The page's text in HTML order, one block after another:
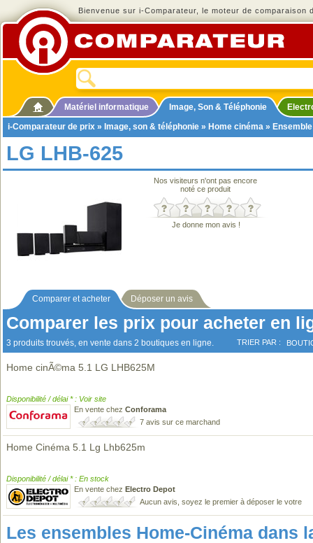
Bienvenue sur i-Comparateur, le moteur de comparaison
Matériel informatique Image, Son & Téléphonie
i-Comparateur de prix » Image, son & téléphonie » Home cinéma »
LG LHB-625
Nos visiteurs n'ont pas encore
noté ce produit
Je donne mon avis !
Comparer et acheter Déposer un avis
Comparer les prix pour acheter en
3 produits trouvés, en vente dans 2 boutiques en ligne. TRIER PAR :
Home cinÃ©ma 5.1 LG LHB625M
Disponibilité / délai * : Voir site
En vente chez Conforama
7 avis sur ce marchand
Home Cinéma 5.1 Lg Lhb625m
Disponibilité / délai * : En stock
En vente chez Electro Depot
Aucun avis, soyez le premier à déposer le votre
Les ensembles Home-Cinéma dans